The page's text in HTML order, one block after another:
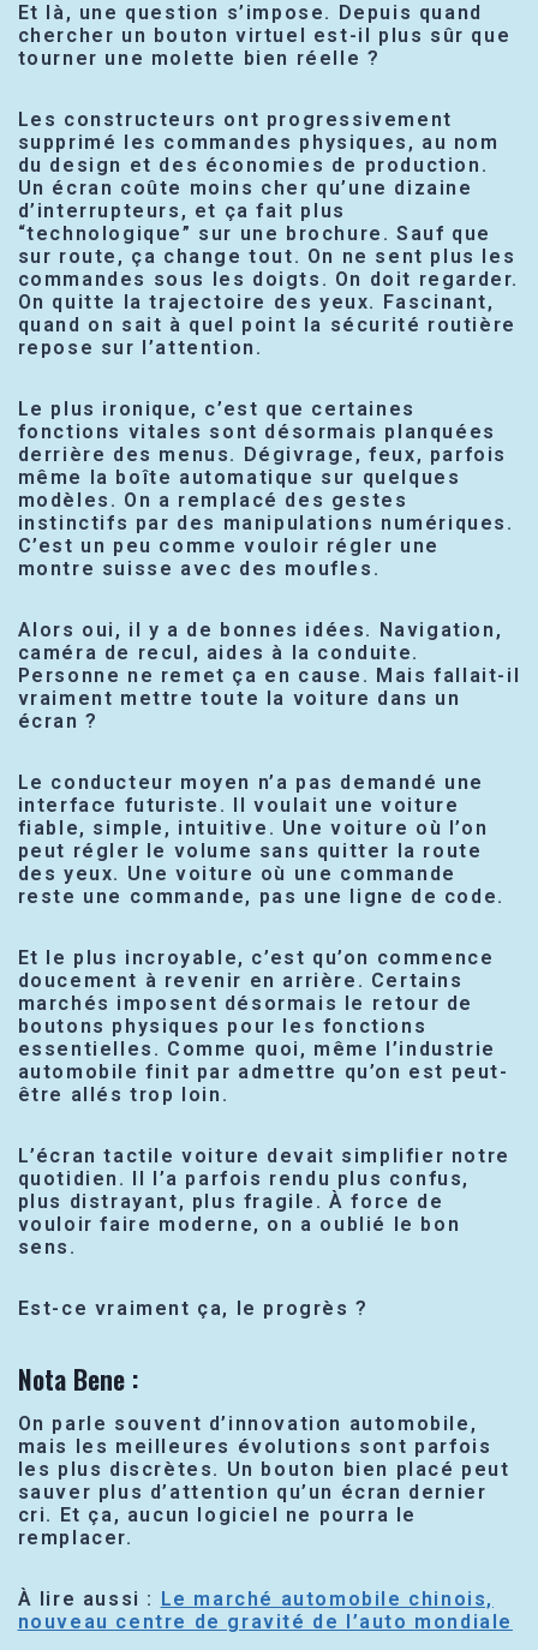
Et là, une question s’impose. Depuis quand
chercher un bouton virtuel est-il plus sûr que
tourner une molette bien réelle ?
Les constructeurs ont progressivement
supprimé les commandes physiques, au nom
du design et des économies de production.
Un écran coûte moins cher qu’une dizaine
d’interrupteurs, et ça fait plus
“technologique” sur une brochure. Sauf que
sur route, ça change tout. On ne sent plus les
commandes sous les doigts. On doit regarder.
On quitte la trajectoire des yeux. Fascinant,
quand on sait à quel point la sécurité routière
repose sur l’attention.
Le plus ironique, c’est que certaines
fonctions vitales sont désormais planquées
derrière des menus. Dégivrage, feux, parfois
même la boîte automatique sur quelques
modèles. On a remplacé des gestes
instinctifs par des manipulations numériques.
C’est un peu comme vouloir régler une
montre suisse avec des moufles.
Alors oui, il y a de bonnes idées. Navigation,
caméra de recul, aides à la conduite.
Personne ne remet ça en cause. Mais fallait-il
vraiment mettre toute la voiture dans un
écran ?
Le conducteur moyen n’a pas demandé une
interface futuriste. Il voulait une voiture
fiable, simple, intuitive. Une voiture où l’on
peut régler le volume sans quitter la route
des yeux. Une voiture où une commande
reste une commande, pas une ligne de code.
Et le plus incroyable, c’est qu’on commence
doucement à revenir en arrière. Certains
marchés imposent désormais le retour de
boutons physiques pour les fonctions
essentielles. Comme quoi, même l’industrie
automobile finit par admettre qu’on est peut-
être allés trop loin.
L’écran tactile voiture devait simplifier notre
quotidien. Il l’a parfois rendu plus confus,
plus distrayant, plus fragile. À force de
vouloir faire moderne, on a oublié le bon
sens.
Est-ce vraiment ça, le progrès ?
Nota Bene :
On parle souvent d’innovation automobile,
mais les meilleures évolutions sont parfois
les plus discrètes. Un bouton bien placé peut
sauver plus d’attention qu’un écran dernier
cri. Et ça, aucun logiciel ne pourra le
remplacer.
À lire aussi : Le marché automobile chinois,
nouveau centre de gravité de l’auto mondiale